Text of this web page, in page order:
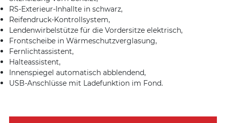
RS-Exterieur-Inhallte in schwarz,
Reifendruck-Kontrollsystem,
Lendenwirbelstütze für die Vordersitze elektrisch,
Frontscheibe in Wärmeschutzverglasung,
Fernlichtassistent,
Halteassistent,
Innenspiegel automatisch abblendend,
USB-Anschlüsse mit Ladefunktion im Fond.